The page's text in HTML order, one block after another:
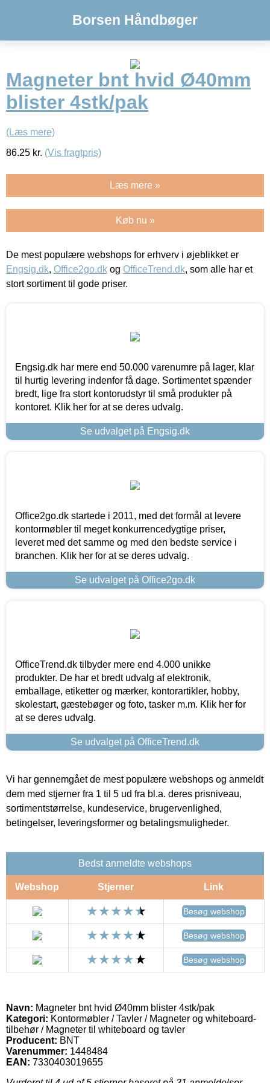
Borsen Håndbøger
Magneter bnt hvid Ø40mm
blister 4stk/pak
(Læs mere)
86.25 kr. (Vis fragtpris)
Læs mere »
Køb nu »
De mest populære webshops for erhverv i øjeblikket er
Engsig.dk, Office2go.dk og OfficeTrend.dk, som alle har et
stort sortiment til gode priser.
Engsig.dk har mere end 50.000 varenumre på lager, klar
til hurtig levering indenfor få dage. Sortimentet spænder
bredt, lige fra stort kontorudstyr til små produkter på
kontoret. Klik her for at se deres udvalg.
Se udvalget på Engsig.dk
Office2go.dk startede i 2011, med det formål at levere
kontormøbler til meget konkurrencedygtige priser,
leveret med det samme og med den bedste service i
branchen. Klik her for at se deres udvalg.
Se udvalget på Office2go.dk
OfficeTrend.dk tilbyder mere end 4.000 unikke
produkter. De har et bredt udvalg af elektronik,
emballage, etiketter og mærker, kontorartikler, hobby,
skolestart, gæstebøger og foto, tasker m.m. Klik her for
at se deres udvalg.
Se udvalget på OfficeTrend.dk
Vi har gennemgået de mest populære webshops og anmeldt
dem med stjerner fra 1 til 5 ud fra bl.a. deres prisniveau,
sortimentstørrelse, kundeservice, brugervenlighed,
betingelser, leveringsformer og betalingsmuligheder.
Bedst anmeldte webshops
Webshop Stjerner Link
Besøg webshop
Besøg webshop
Besøg webshop
Navn: Magneter bnt hvid Ø40mm blister 4stk/pak
Kategori: Kontormøbler / Tavler / Magneter og whiteboard-
tilbehør / Magneter til whiteboard og tavler
Producent: BNT
Varenummer: 1448484
EAN: 7330403019655